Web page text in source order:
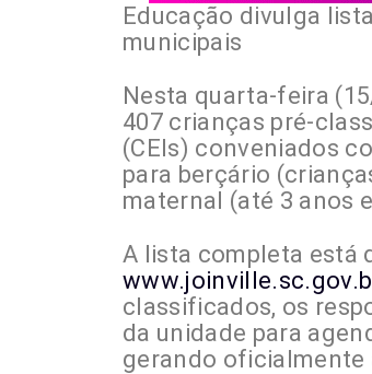
Educação divulga
municipais
Nesta quarta-feira
407 crianças pré-
(CEIs) conveniados
para berçário
maternal (até 3 anos
A lista completa está
classificados, os
da unidade para
gerando oficialmente